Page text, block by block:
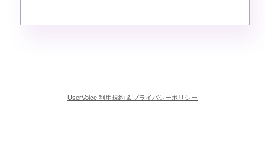
UserVoice 利用規約 & プライバシーポリシー